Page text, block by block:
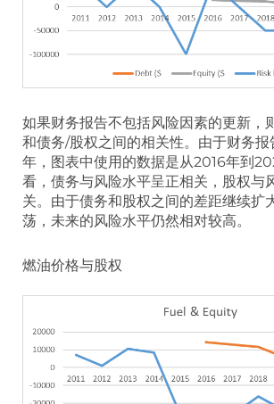
如果财务报告不包括风险因素的更新，
和债务/股权之间的相关性。由于财务
年，图表中使用的数据是从2016年到
看，债务与风险水平呈正相关，股权与
关。由于债务和股权之间的差距继续扩
荡，未来的风险水平仍然相对较高。
燃油价格与股权